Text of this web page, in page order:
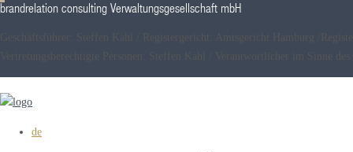
brandrelation consulting Verwaltungsgesellschaft mbH
Geschäftsführer: Steffen Kahl / Registergericht: Amtsgericht Hamburg /
Vertretungsberechtigte Personen: Steffen Kahl / Verantwortlicher im Sinne
de